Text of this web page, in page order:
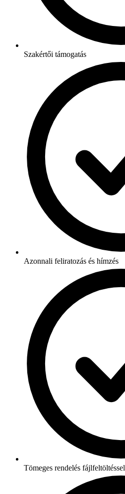
Szakértői támogatás
Azonnali feliratozás és hímzés
Tömeges rendelés fájlfeltöltéssel